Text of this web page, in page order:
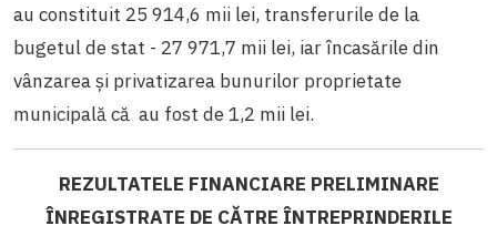
au constituit 25 914,6 mii lei, transferurile de la
bugetul de stat - 27 971,7 mii lei, iar încasările din
vânzarea și privatizarea bunurilor proprietate
municipală că au fost de 1,2 mii lei.
REZULTATELE FINANCIARE PRELIMINARE
ÎNREGISTRATE DE CĂTRE ÎNTREPRINDERILE